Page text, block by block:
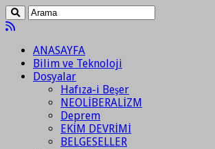
ANASAYFA
Bilim ve Teknoloji
Dosyalar
Hafıza-i Beşer
NEOLİBERALİZM
Deprem
EKİM DEVRİMİ
BELGESELLER